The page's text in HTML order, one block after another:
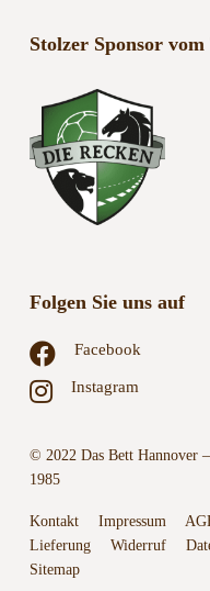
Stolzer Sponsor vom
Folgen Sie uns auf
Facebook
Instagram
© 2022 Das Bett Hannover
1985
Kontakt Impressum
Lieferung
Widerruf
Sitemap